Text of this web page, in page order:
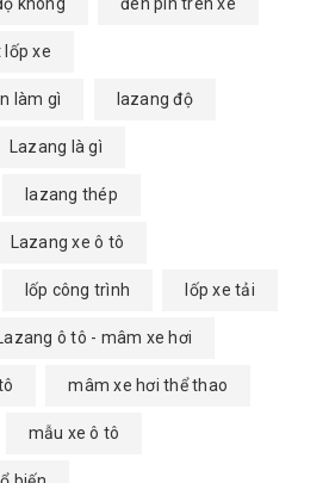
lốp xe
làm gì lazang độ
Lazang là gì
lazang thép
Lazang xe ô tô
lốp công trình lốp xe tải
ô tô - mâm xe hơi
mâm xe hơi thể thao
mẫu xe ô tô